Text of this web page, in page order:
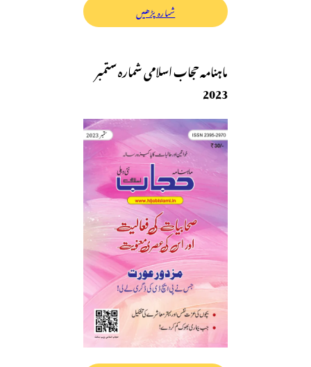
شمارہ پڑھیں
ماہنامہ حجاب اسلامی شمارہ ستمبر
2023